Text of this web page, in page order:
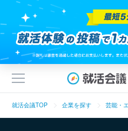
就活会議TOP 企業を探す 芸能・